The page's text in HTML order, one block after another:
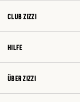
CLUB ZIZZI
HILFE
ÜBER ZIZZI